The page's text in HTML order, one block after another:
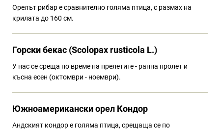
Орелът рибар е сравнително голяма птица, с размах на
крилата до 160 см.
Горски бекас (Scolopax rusticola L.)
У нас се среща по време на прелетите - ранна пролет и
късна есен (октомври - ноември).
Южноамерикански орел Кондор
Андският кондор е голяма птица, срещаща се по